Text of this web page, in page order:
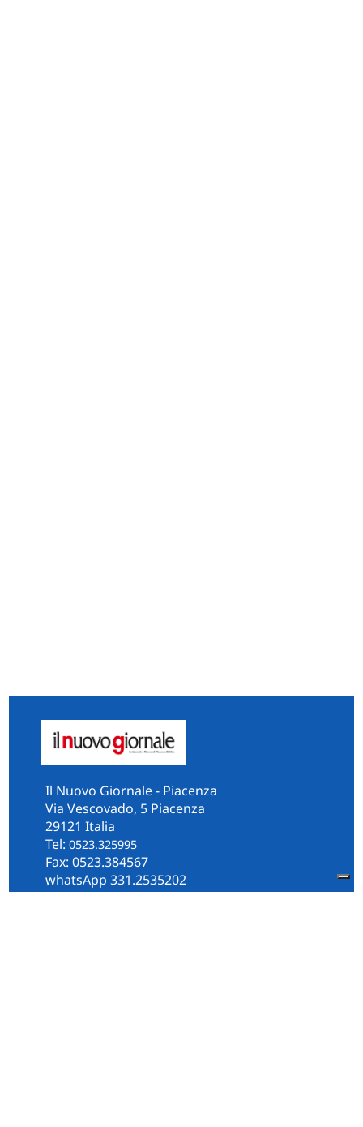
Il Nuovo Giornale - Piacenza
Via Vescovado, 5 Piacenza
29121 Italia
Tel: 0523.325995
Fax: 0523.384567
whatsApp 331.2535202
Facebook